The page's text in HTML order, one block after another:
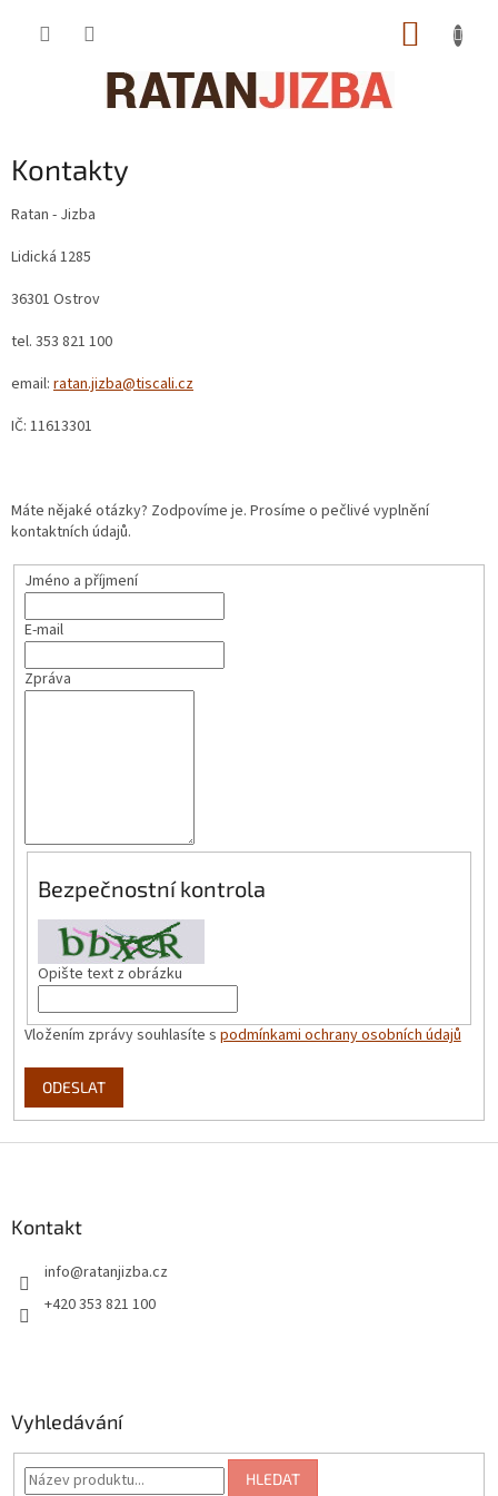
Kontakty
Ratan - Jizba
Lidická 1285
36301 Ostrov
tel. 353 821 100
email: ratan.jizba@tiscali.cz
IČ: 11613301
Máte nějaké otázky? Zodpovíme je. Prosíme o pečlivé vyplnění
kontaktních údajů.
Jméno a příjmení
E-mail
Zpráva
Bezpečnostní kontrola
Opište text z obrázku
Vložením zprávy souhlasíte s podmínkami ochrany osobních údajů
ODESLAT
Kontakt
info@ratanjizba.cz
+420 353 821 100
Vyhledávání
HLEDAT